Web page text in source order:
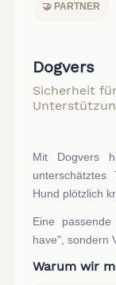
🤝 PARTNER
Dogvers
Sicherheit
Mit Dogvers
Hund plötzlich
Eine
have", sondern
Warum wir